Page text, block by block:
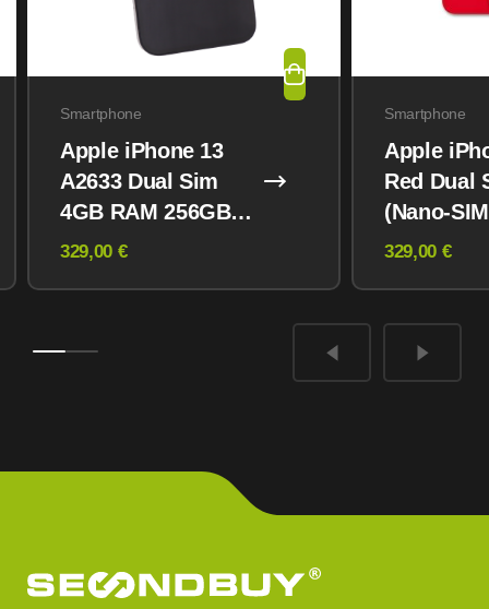
Smartphone
Apple iPhone 13
A2633 Dual Sim
4GB RAM 256GB
Midnight
329,00 €
Smartphone
Apple
Red Dual
(Nano-
eSIM)
329,00 €